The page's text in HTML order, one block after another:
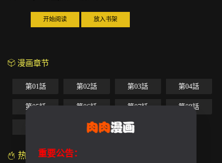
开始阅读 放入书架
漫画章节
第01話 第02話 第03話 第04話
第05話 第06話 第07話 第08話
第10話-最終話
热门漫画重要公告：